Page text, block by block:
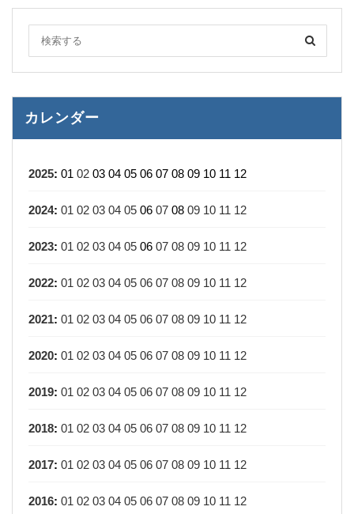
カレンダー
2025: 01 02 03 04 05 06 07 08 09 10 11 12
2024: 01 02 03 04 05 06 07 08 09 10 11 12
2023: 01 02 03 04 05 06 07 08 09 10 11 12
2022: 01 02 03 04 05 06 07 08 09 10 11 12
2021: 01 02 03 04 05 06 07 08 09 10 11 12
2020: 01 02 03 04 05 06 07 08 09 10 11 12
2019: 01 02 03 04 05 06 07 08 09 10 11 12
2018: 01 02 03 04 05 06 07 08 09 10 11 12
2017: 01 02 03 04 05 06 07 08 09 10 11 12
2016: 01 02 03 04 05 06 07 08 09 10 11 12